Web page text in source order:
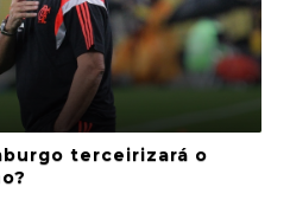
terceirizará o